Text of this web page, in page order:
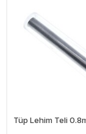
Tüp Lehim Teli